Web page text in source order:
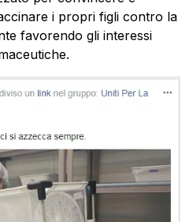
i propri figli contro la
favorendo gli interessi